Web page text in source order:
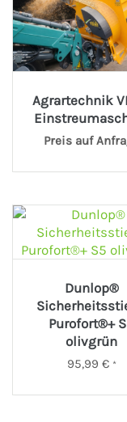
Agrartechnik
Preis auf
Dunlop®
Purofort®+
olivgrün
95,99 € *